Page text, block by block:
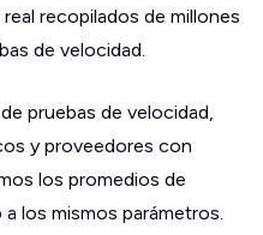
recopilados de millones
de velocidad.
pruebas de velocidad,
y proveedores con
los promedios de
los mismos parámetros.